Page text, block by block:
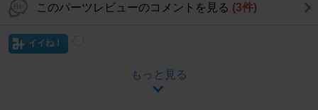
このパーツレビューのコメントを見る (3件)
イイね！
もっと見る